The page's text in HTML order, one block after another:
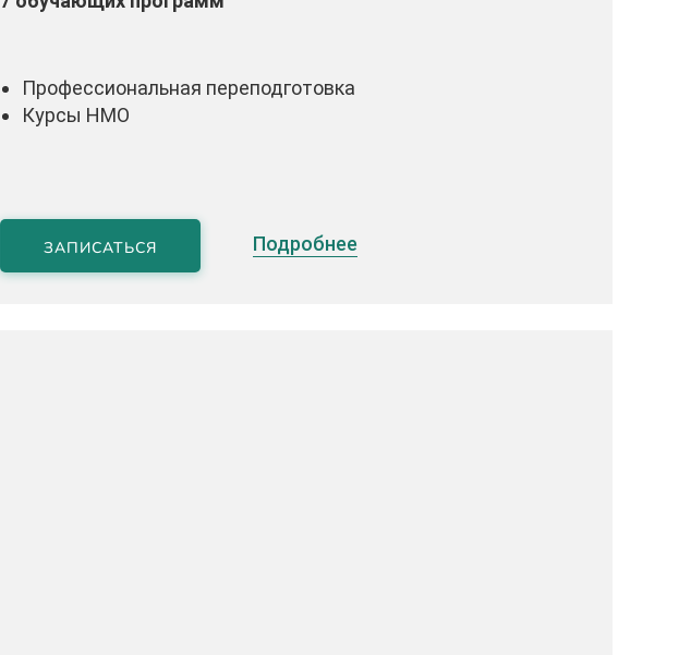
Профессиональная переподготовка
Курсы НМО
ЗАПИСАТЬСЯ Подробнее